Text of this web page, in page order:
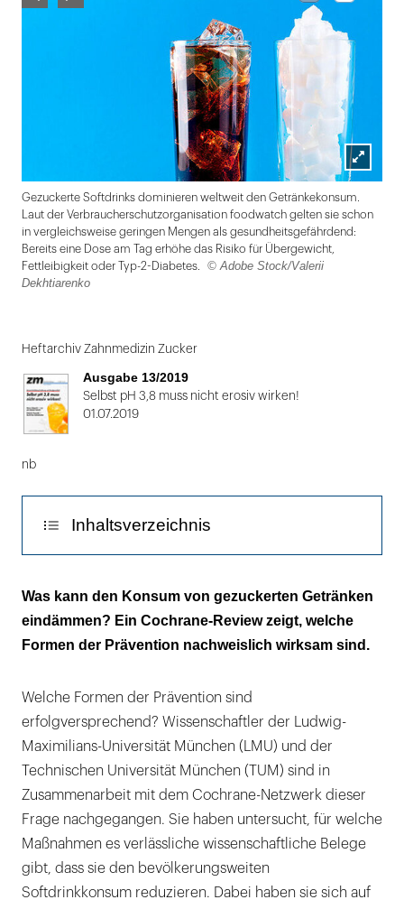
Lightbox
öffnen
Gezuckerte Softdrinks dominieren weltweit den Getränkekonsum.
Laut der Verbraucherschutzorganisation foodwatch gelten sie schon
in vergleichsweise geringen Mengen als gesundheitsgefährdend:
Bereits eine Dose am Tag erhöhe das Risiko für Übergewicht,
Fettleibigkeit oder Typ-2-Diabetes.
© Adobe Stock/Valerii
Dekhtiarenko
1
von
2
Heftarchiv Zahnmedizin Zucker
Ausgabe 13/2019
Selbst pH 3,8 muss nicht erosiv wirken!
01.07.2019
nb
Inhaltsverzeichnis
Die Lebensmittelampel funktioniert - die
freiwillige Selbstverpflichtung der Softdrink-
Hersteller nicht!
Selbstverpflichtung der
Lebensmittelindustrie
Was kann den Konsum von gezuckerten Getränken
eindämmen? Ein Cochrane-Review zeigt, welche
Formen der Prävention nachweislich wirksam sind.
Welche Formen der Prävention sind
erfolgversprechend? Wissenschaftler der Ludwig-
Maximilians-Universität München (LMU) und der
Technischen Universität München (TUM) sind in
Zusammenarbeit mit dem Cochrane-Netzwerk dieser
Frage nachgegangen. Sie haben untersucht, für welche
Maßnahmen es verlässliche wissenschaftliche Belege
gibt, dass sie den bevölkerungsweiten
Softdrinkkonsum reduzieren. Dabei haben sie sich auf